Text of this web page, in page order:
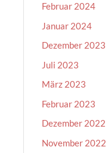
Februar 2024
Januar 2024
Dezember 2023
Juli 2023
März 2023
Februar 2023
Dezember 2022
November 2022